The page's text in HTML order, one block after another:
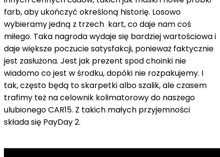
farb, aby ukończyć określoną historię. Losowo
wybieramy jedną z trzech kart, co daje nam coś
miłego. Taka nagroda wydaje się bardziej wartościowa i
daje większe poczucie satysfakcji, ponieważ faktycznie
jest zasłużona. Jest jak prezent spod choinki nie
wiadomo co jest w środku, dopóki nie rozpakujemy. I
tak, często będą to skarpetki albo szalik, ale czasem
trafimy też na celownik kolimatorowy do naszego
ulubionego CAR15. Z takich małych przyjemności
składa się PayDay 2.